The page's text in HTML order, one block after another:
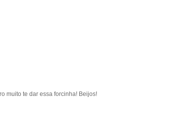
muito te dar essa forcinha! Beijos!